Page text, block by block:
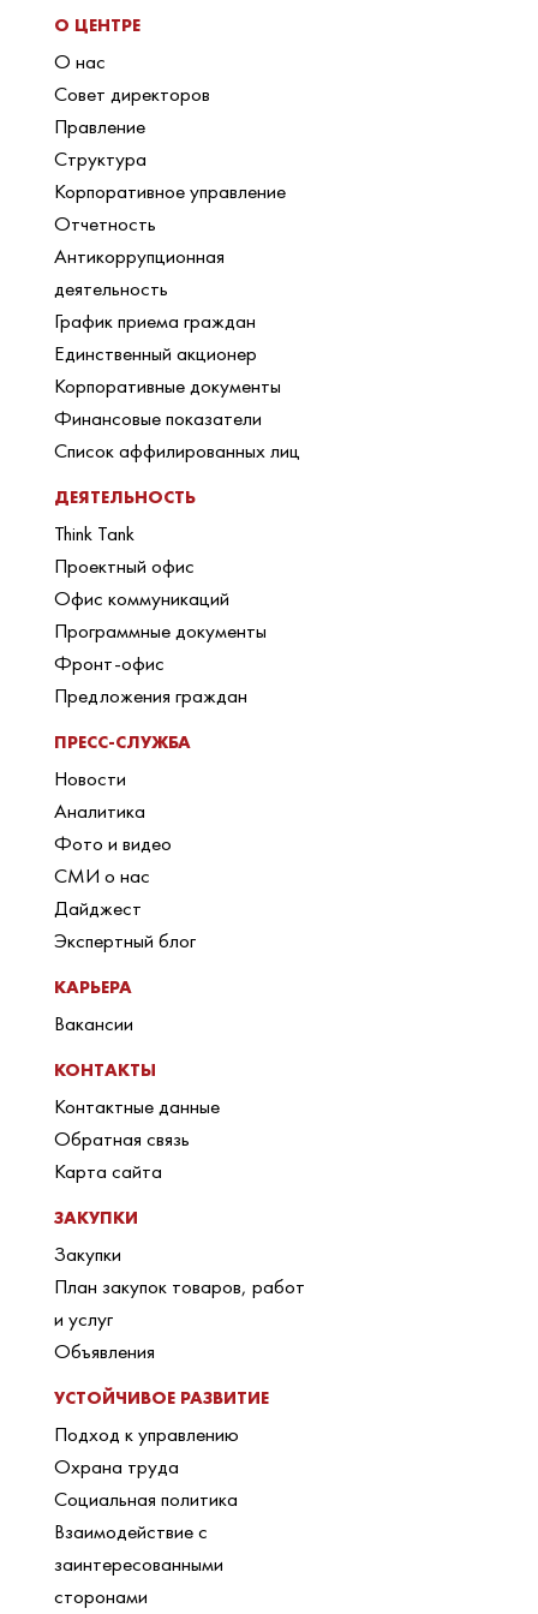
О ЦЕНТРЕ
О нас
Совет директоров
Правление
Структура
Корпоративное управление
Отчетность
Антикоррупционная
деятельность
График приема граждан
Единственный акционер
Корпоративные документы
Финансовые показатели
Список аффилированных лиц
ДЕЯТЕЛЬНОСТЬ
Think Tank
Проектный офис
Офис коммуникаций
Программные документы
Фронт-офис
Предложения граждан
ПРЕСС-СЛУЖБА
Новости
Аналитика
Фото и видео
СМИ о нас
Дайджест
Экспертный блог
КАРЬЕРА
Вакансии
КОНТАКТЫ
Контактные данные
Обратная связь
Карта сайта
ЗАКУПКИ
Закупки
План закупок товаров, работ
и услуг
Объявления
УСТОЙЧИВОЕ РАЗВИТИЕ
Подход к управлению
Охрана труда
Социальная политика
Взаимодействие с
заинтересованными
сторонами